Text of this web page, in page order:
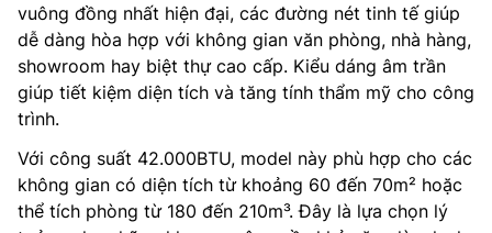
vuông đồng nhất hiện đại, các đường nét tinh tế giúp
dễ dàng hòa hợp với không gian văn phòng, nhà hàng,
showroom hay biệt thự cao cấp. Kiểu dáng âm trần
giúp tiết kiệm diện tích và tăng tính thẩm mỹ cho công
trình.
Với công suất 42.000BTU, model này phù hợp cho các
không gian có diện tích từ khoảng 60 đến 70m² hoặc
thể tích phòng từ 180 đến 210m³. Đây là lựa chọn lý